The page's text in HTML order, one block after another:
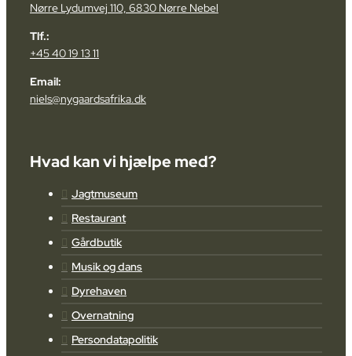
Nørre Lydumvej 110, 6830 Nørre Nebel
Tlf.:
+45 40 19 13 11
Email:
niels@nygaardsafrika.dk
Hvad kan vi hjælpe med?
Jagtmuseum
Restaurant
Gårdbutik
Musik og dans
Dyrehaven
Overnatning
Persondatapolitik